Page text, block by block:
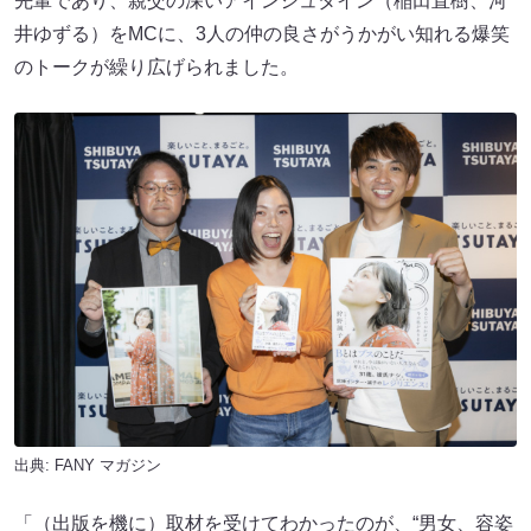
井ゆずる）をMCに、3人の仲の良さがうかがい知れる爆笑
のトークが繰り広げられました。
出典: FANY マガジン
「（出版を機に）取材を受けてわかったのが、“男女、容姿